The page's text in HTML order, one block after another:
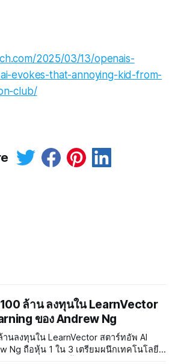
2025/03/13/openais-
evokes-that-annoying-kid-from-
club/
ล้าน ลงทุนใน LearnVector
ของ Andrew Ng
นลงทุนใน LearnVector สตาร์ทอัพ AI
Ng ถือหุ้น 1 ใน 3 เตรียมผนึกเทคโนโลยี